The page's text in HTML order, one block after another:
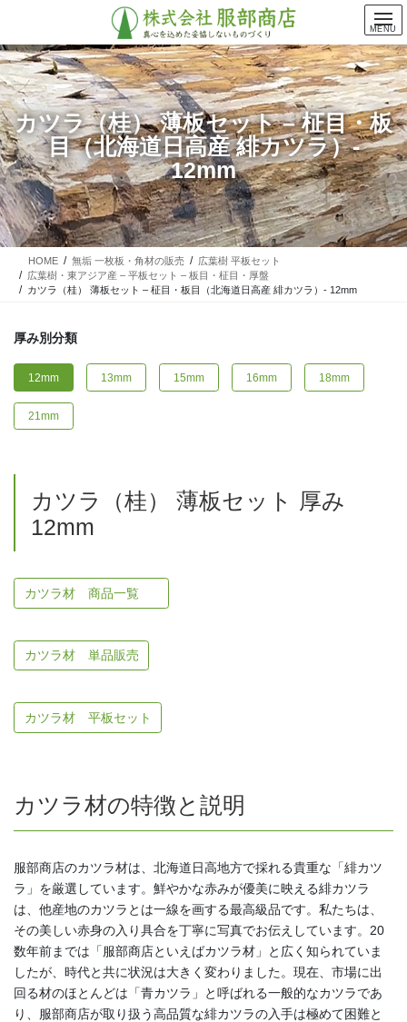
テ
ン
ツ
に
移
動
ゲ
ー
シ
ョ
ン
に
移
動
カツラ（桂） 薄板セット – 柾目・板
目（北海道日高産 緋カツラ）-
12mm
HOME 無垢 一枚板・角材の販売
広葉樹 平板セット
広葉樹・東アジア産 – 平板セット – 板目・柾目・厚盤
カツラ（桂） 薄板セット – 柾目・板目（北海道日高産 緋カツラ）- 12mm
厚み別分類
12mm 13mm 15mm 16mm 18mm
21mm
カツラ（桂） 薄板セット 厚み
12mm
カツラ材 商品一覧
カツラ材 単品販売
カツラ材 平板セット
カツラ材の特徴と説明
服部商店のカツラ材は、北海道日高地方で採れる貴重な「緋カツ
ラ」を厳選しています。鮮やかな赤みが優美に映える緋カツラ
は、他産地のカツラとは一線を画する最高級品です。私たちは、
その美しい赤身の入り具合を丁寧に写真でお伝えしています。20
数年前までは「服部商店といえばカツラ材」と広く知られていま
したが、時代と共に状況は大きく変わりました。現在、市場に出
回る材のほとんどは「青カツラ」と呼ばれる一般的なカツラであ
り、服部商店が取り扱う高品質な緋カツラの入手は極めて困難と
MENU